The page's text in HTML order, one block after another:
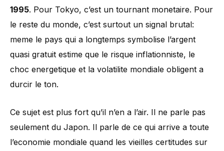
1995. Pour Tokyo, c’est un tournant monetaire. Pour
le reste du monde, c’est surtout un signal brutal:
meme le pays qui a longtemps symbolise l’argent
quasi gratuit estime que le risque inflationniste, le
choc energetique et la volatilite mondiale obligent a
durcir le ton.
Ce sujet est plus fort qu’il n’en a l’air. Il ne parle pas
seulement du Japon. Il parle de ce qui arrive a toute
l’economie mondiale quand les vieilles certitudes sur